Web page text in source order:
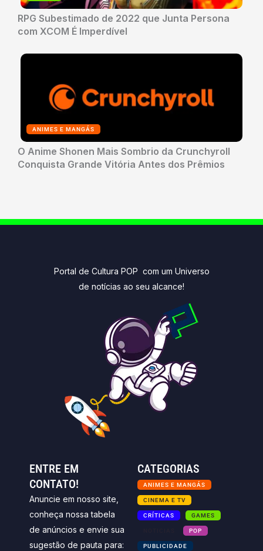
RPG Subestimado de 2022 que Junta Persona
com XCOM É Imperdível
ANIMES E MANGÁS
O Anime Shonen Mais Sombrio da Crunchyroll
Conquista Grande Vitória Antes dos Prêmios
Portal de Cultura POP com um Universo
de notícias ao seu alcance!
ENTRE EM
CONTATO!
Anuncie em nosso site,
conheça nossa tabela
de anúncios e envie sua
sugestão de pauta para:
CATEGORIAS
ANIMES E MANGÁS
CINEMA E TV
CRÍTICAS GAMES
POP
PUBLICIDADE